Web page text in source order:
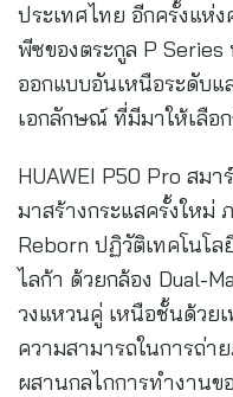
ประเทศไทย อีกครั้งแห่
พีซของตระกูล P Series
ออกแบบอันเหนือระดับแ
เอกลักษณ์ ที่มีมาให้เลือ
HUAWEI P50 Pro สม
มาสร้างกระแสครั้งใหม่
Reborn ปฏิวัติเทคโนโ
ไลก้า ด้วยกล้อง Dual-
วงแหวนคู่ เหนือชั้นด้วย
ความสามารถในการถ่
ผสานกลไกการทำงานข